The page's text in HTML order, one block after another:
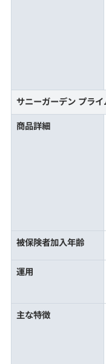
サニーガーデン プライ
商品詳細
被保険者加入年齢
運用
主な特徴